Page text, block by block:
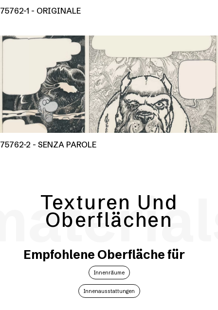
75762-1 - ORIGINALE
75762-2 - SENZA PAROLE
Texturen Und
Oberflächen
Empfohlene Oberfläche für
Innenräume
Innenausstattungen